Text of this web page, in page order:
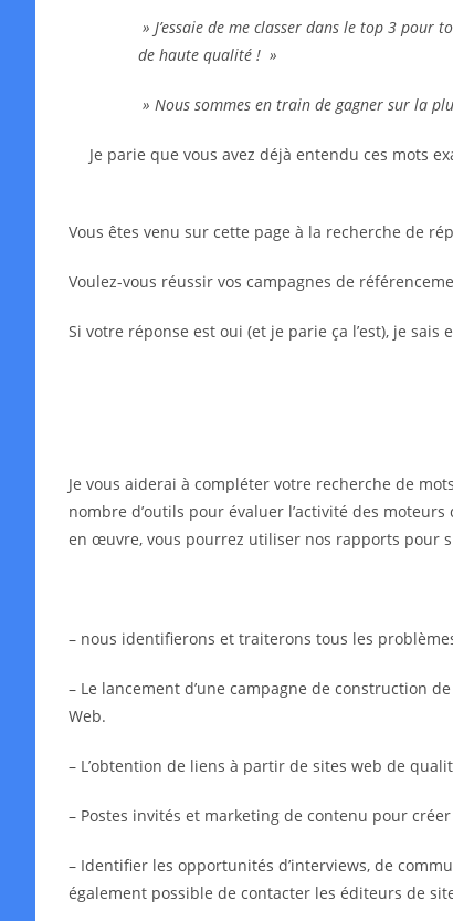
» J’essaie de me classer dans le top 3
de haute qualité ! »
» Nous sommes en train de gagner sur la
Je parie que vous avez déjà entendu ces mots
Vous êtes venu sur cette page à la recherche de
Voulez-vous réussir vos campagnes de
Si votre réponse est oui (et je parie ça l’est), je sais
Je vous aiderai à compléter votre recherche de
nombre d’outils pour évaluer l’activité des
en œuvre, vous pourrez utiliser nos rapports pour
– nous identifierons et traiterons tous les
– Le lancement d’une campagne de construction
Web.
– L’obtention de liens à partir de sites web de
– Postes invités et marketing de contenu pour
– Identifier les opportunités d’interviews, de
également possible de contacter les éditeurs de